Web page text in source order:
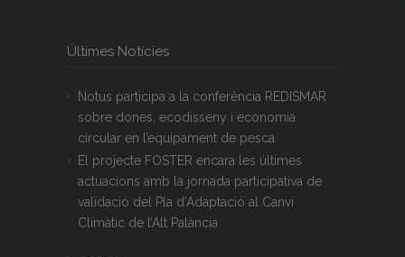
Últimes Notícies
Notus participa a la conferència REDISMAR
sobre dones, ecodisseny i economia
circular en l’equipament de pesca
El projecte FOSTER encara les últimes
actuacions amb la jornada participativa de
validació del Pla d’Adaptació al Canvi
Climàtic de l’Alt Palància